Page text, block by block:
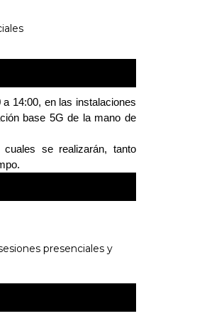
14:00, en las instalaciones
base 5G de la mano de
se realizarán, tanto
presenciales y